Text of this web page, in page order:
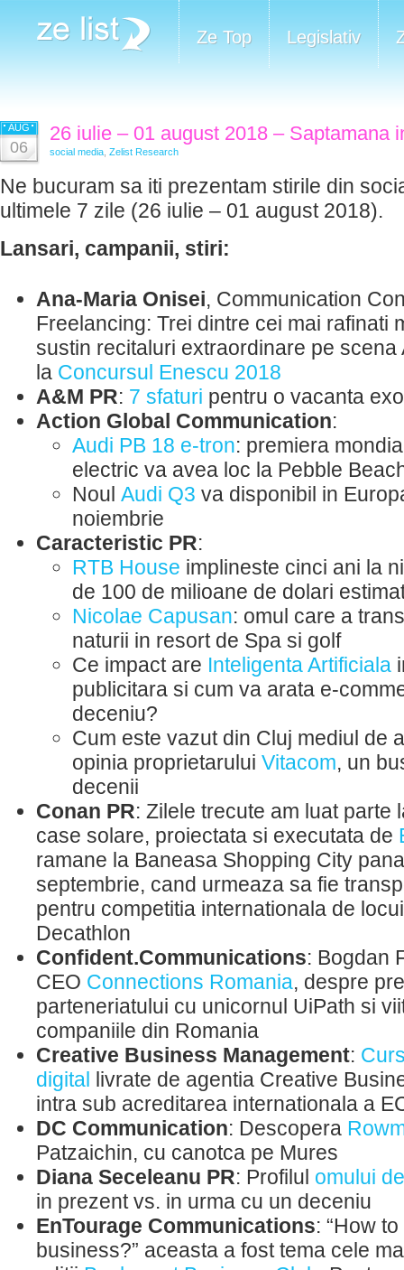
Ze Top Legislativ
AUG
06
26 iulie – 01 august 2018 – Saptamana
social media Zelist Research
Ne bucuram sa iti prezentam stirile din
ultimele 7 zile (26 iulie – 01 august 2018).
Lansari, campanii, stiri:
Ana-Maria Onisei, Communication
Freelancing: Trei dintre cei mai rafinati
sustin recitaluri extraordinare pe scena
la Concursul Enescu 2018
A&M PR: 7 sfaturi pentru o vacanta
Action Global Communication:
Audi PB 18 e-tron: premiera
electric va avea loc la Pebble
Noul Audi Q3 va disponibil in
noiembrie
Caracteristic PR:
RTB House implineste cinci ani la
de 100 de milioane de dolari
Nicolae Capusan: omul care a
naturii in resort de Spa si golf
Ce impact are Inteligenta Artificiala
publicitara si cum va arata e-
deceniu?
Cum este vazut din Cluj mediul de
opinia proprietarului Vitacom, un
decenii
Conan PR: Zilele trecute am luat parte
case solare, proiectata si executata de
ramane la Baneasa Shopping City
septembrie, cand urmeaza sa fie
pentru competitia internationala de
Decathlon
Confident.Communications: Bogdan
CEO Connections Romania, despre
parteneriatului cu unicornul UiPath si
companiile din Romania
Creative Business Management:
digital livrate de agentia Creative
intra sub acreditarea internationala a
DC Communication: Descopera
Patzaichin, cu canotca pe Mures
Diana Seceleanu PR: Profilul omului
in prezent vs. in urma cu un deceniu
EnTourage Communications: “How
business?” aceasta a fost tema cele